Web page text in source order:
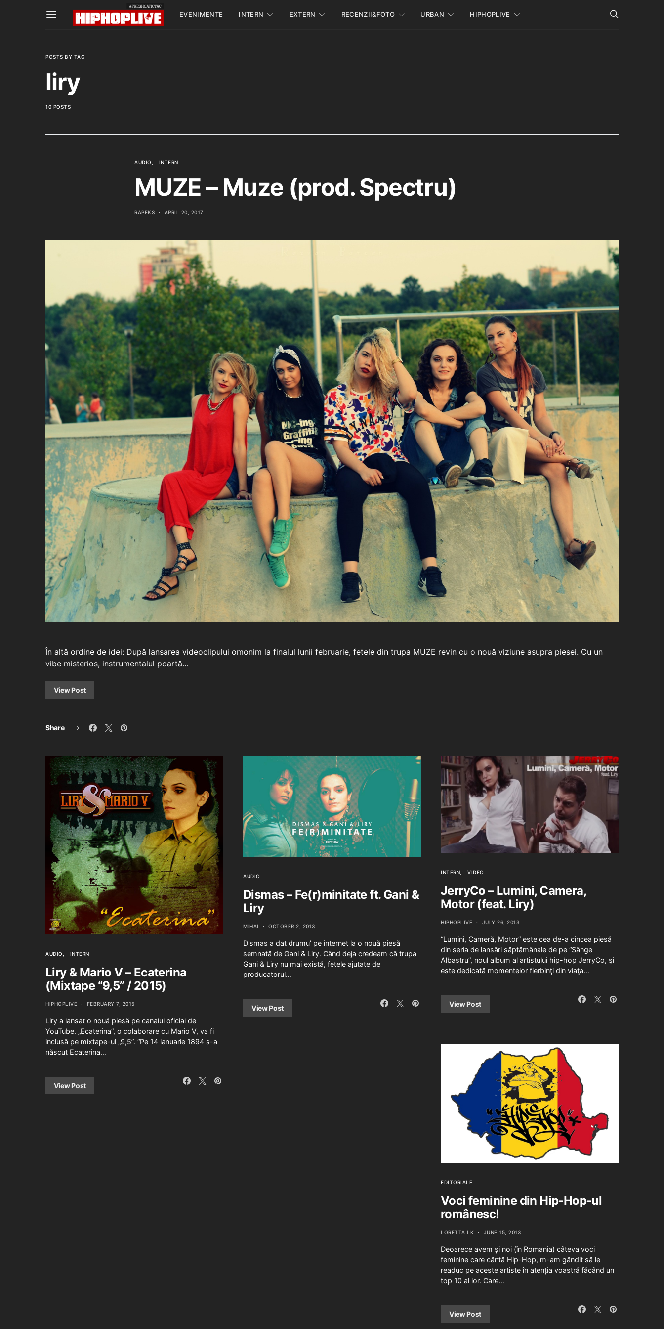
EVENIMENTE INTERN EXTERN RECENZII&FOTO URBAN HIPHOPLIVE
POSTS BY TAG
liry
10 POSTS
AUDIO INTERN
MUZE – Muze (prod. Spectru)
RAPEKS APRIL 20, 2017
În altă ordine de idei: După lansarea videoclipului omonim la finalul lunii februarie, fetele din trupa MUZE revin cu o nouă viziune asupra piesei. Cu un
vibe misterios, instrumentalul poartă…
View Post
Share
AUDIO INTERN
Liry & Mario V – Ecaterina
(Mixtape “9,5” / 2015)
HIPHOPLIVE FEBRUARY 7, 2015
Liry a lansat o nouă piesă pe canalul oficial de
YouTube. „Ecaterina”, o colaborare cu Mario V, va fi
inclusă pe mixtape-ul „9,5”. “Pe 14 ianuarie 1894 s-a
născut Ecaterina…
View Post
AUDIO
Dismas – Fe(r)minitate ft. Gani &
Liry
MIHAI OCTOBER 2, 2013
Dismas a dat drumu’ pe internet la o nouă piesă
semnată de Gani & Liry. Când deja credeam că trupa
Gani & Liry nu mai există, fetele ajutate de
producatorul…
View Post
INTERN VIDEO
JerryCo – Lumini, Camera,
Motor (feat. Liry)
HIPHOPLIVE JULY 26, 2013
“Lumini, Cameră, Motor” este cea de-a cincea piesă
din seria de lansări săptămânale de pe “Sânge
Albastru”, noul album al artistului hip-hop JerryCo, şi
este dedicată momentelor fierbinţi din viaţa…
View Post
EDITORIALE
Voci feminine din Hip-Hop-ul
românesc!
LORETTA LK JUNE 15, 2013
Deoarece avem și noi (în Romania) câteva voci
feminine care cântă Hip-Hop, m-am gândit să le
readuc pe aceste artiste în atenția voastră făcând un
top 10 al lor. Care…
View Post